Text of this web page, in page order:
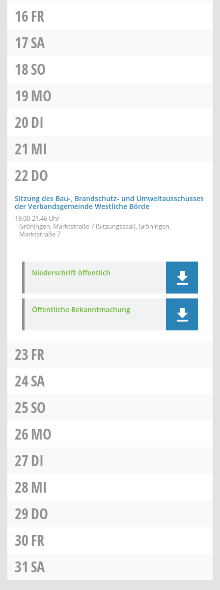
16FR
17SA
18SO
19MO
20DI
21 MI
22DO
Sitzung des Bau-, Brandschutz- und Umweltausschusses
der Verbandsgemeinde Westliche Börde
19:00-21:46 Uhr
Gröningen, Marktstraße 7 (Sitzungssaal), Gröningen,
Marktstraße 7
Niederschrift öffentlich
Öffentliche Bekanntmachung
23FR
24SA
25SO
26MO
27DI
28MI
29DO
30FR
31 SA